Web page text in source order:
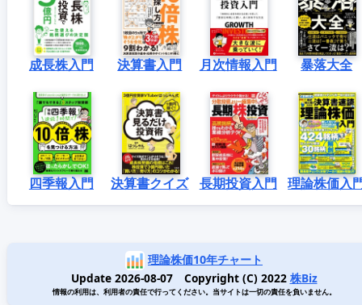
成長株入門 決算書入門 月次情報入門 暴落大全
四季報入門 決算書クイズ 長期投資入門 理論株価入
理論株価10年チャート
Update 2026-08-07 Copyright (C) 2022 株Biz
情報の利用は、利用者の責任で行ってください。当サイトは一切の責任を負いません。